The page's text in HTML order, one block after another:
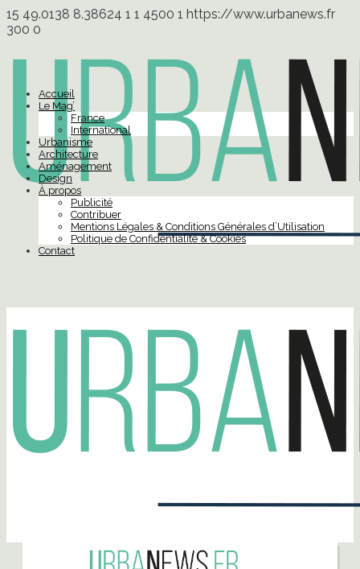
15 49.0138 8.38624 1 1 4500 1 https://www.urbanews.fr
300 0
Accueil
Le Mag’
France
International
Urbanisme
Architecture
Aménagement
Design
À propos
Publicité
Contribuer
Mentions Légales & Conditions Générales d’Utilisation
Politique de Confidentialité & Cookies
Contact